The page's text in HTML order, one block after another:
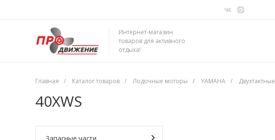
Интернет-магазин
товаров для активного
отдыха!
Главная / Каталог товаров / Лодочные моторы / YAMAHA / Двухтактные
40XWS
Запасные части